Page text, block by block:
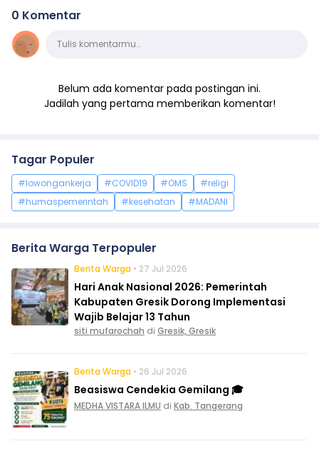
0 Komentar
KomentarTulis komentarmu…
Belum ada komentar pada postingan ini.
Jadilah yang pertama memberikan komentar!
Tagar Populer
#lowongankerja #COVID19 #OMS
#religi
#humaspemerintah
#kesehatan #MADANI
Berita Warga Terpopuler
Berita Warga • 27 Jul 2026
Hari Anak Nasional 2026: Pemerintah
Kabupaten Gresik Dorong Implementasi
Wajib Belajar 13 Tahun
siti mufarochah di Gresik, Gresik
Berita Warga • 26 Jul 2026
Beasiswa Cendekia Gemilang 🎓
MEDHA VISTARA ILMU di Kab. Tangerang